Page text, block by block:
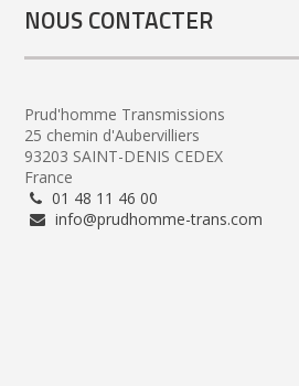
NOUS CONTACTER
Prud'homme Transmissions
25 chemin d'Aubervilliers
93203 SAINT-DENIS CEDEX
France
01 48 11 46 00
info@prudhomme-trans.com